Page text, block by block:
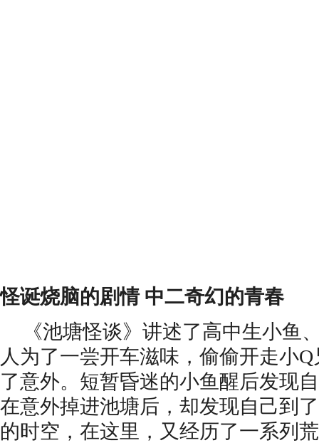
怪诞烧脑的剧情中二奇幻的青春
《池塘怪谈》讲述了高中生小鱼
人为了一尝开车滋味，偷偷开走小
了意外。短暂昏迷的小鱼醒后发现
在意外掉进池塘后，却发现自己到
的时空，在这里，又经历了一系列